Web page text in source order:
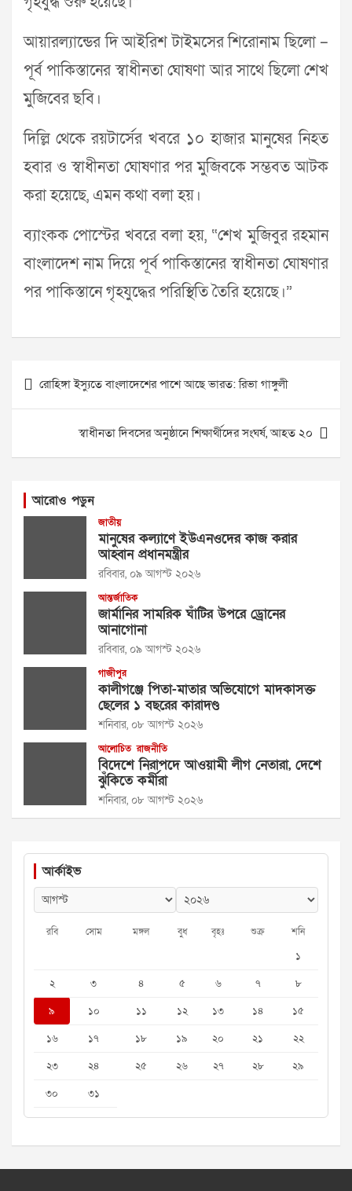
আয়ারল্যান্ডের দি আইরিশ টাইমসের শিরোনাম ছিলো –
পূর্ব পাকিস্তানের স্বাধীনতা ঘোষণা আর সাথে ছিলো শেখ
মুজিবের ছবি।
দিল্লি থেকে রয়টার্সের খবরে ১০ হাজার মানুষের নিহত
হবার ও স্বাধীনতা ঘোষণার পর মুজিবকে সম্ভবত আটক
করা হয়েছে, এমন কথা বলা হয়।
ব্যাংকক পোস্টের খবরে বলা হয়, “শেখ মুজিবুর রহমান
বাংলাদেশ নাম দিয়ে পূর্ব পাকিস্তানের স্বাধীনতা ঘোষণার
পর পাকিস্তানে গৃহযুদ্ধের পরিস্থিতি তৈরি হয়েছে।”
Post
navigation
রোহিঙ্গা ইস্যুতে বাংলাদেশের পাশে আছে ভারত: রিভা গাঙ্গুলী
স্বাধীনতা দিবসের অনুষ্ঠানে শিক্ষার্থীদের সংঘর্ষ, আহত ২০
আরোও পড়ুন
জাতীয়
মানুষের কল্যাণে ইউএনওদের কাজ করার
আহ্বান প্রধানমন্ত্রীর
রবিবার, ০৯ আগস্ট ২০২৬
আন্তর্জাতিক
জার্মানির সামরিক ঘাঁটির উপরে ড্রোনের
আনাগোনা
রবিবার, ০৯ আগস্ট ২০২৬
গাজীপুর
কালীগঞ্জে পিতা-মাতার অভিযোগে মাদকাসক্ত
ছেলের ১ বছরের কারাদণ্ড
শনিবার, ০৮ আগস্ট ২০২৬
আলোচিত রাজনীতি
বিদেশে নিরাপদে আওয়ামী লীগ নেতারা, দেশে
ঝুঁকিতে কর্মীরা
শনিবার, ০৮ আগস্ট ২০২৬
আর্কাইভ
রবি সোম মঙ্গল বুধ বৃহঃ শুক্র শনি
১
২
৩ ৪ ৫ ৬ ৭
৮
৯
১০ ১১ ১২ ১৩ ১৪
১৫
১৬
১৭ ১৮ ১৯ ২০ ২১
২২
২৩
২৪ ২৫ ২৬ ২৭ ২৮
২৯
৩০
৩১